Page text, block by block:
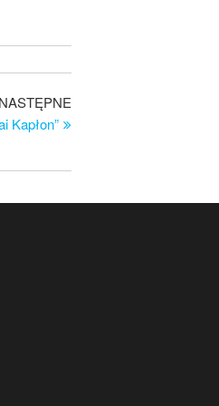
Następny
wpis
NASTĘPNE
Kapłon”